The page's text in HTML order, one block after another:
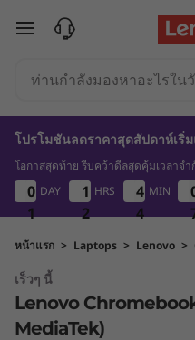
o
v
o
C
h
ข้ามไปที่เนื้อหาหลัก
โปรโมชันลดราคาสุดสัปดาห์เริ่
โอกาสสุดท้าย รีบคว้าดีลสุดคุ้มเวลาจ
0
1
0
1
0
1
0
1
DAY
1
2
1
2
1
2
1
2
HRS
4
4
4
4
4
4
4
4
MIN
หน้าแรก > Laptops > Lenovo >
เร็วๆ นี้
Lenovo
MediaTek)